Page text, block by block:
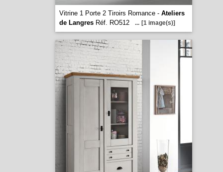
Vitrine 1 Porte 2 Tiroirs Romance - Ateliers
de LangresRéf. RO512 ... [1 image(s)]